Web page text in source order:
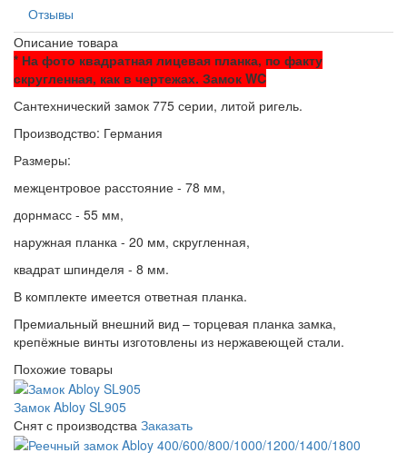
Отзывы
Описание товара
* На фото квадратная лицевая планка, по факту
скругленная, как в чертежах. Замок WC
Сантехнический замок 775 серии, литой ригель.
Производство: Германия
Размеры:
межцентровое расстояние - 78 мм,
дорнмасс - 55 мм,
наружная планка - 20 мм, скругленная,
квадрат шпинделя - 8 мм.
В комплекте имеется ответная планка.
Премиальный внешний вид – торцевая планка замка,
крепёжные винты изготовлены из нержавеющей стали.
Похожие товары
Замок Abloy SL905
Снят с производства Заказать